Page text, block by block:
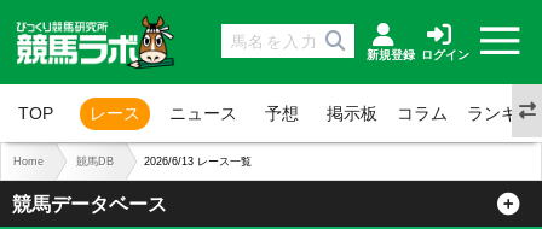
新規登録 ログイン
TOP レース ニュース 予想 掲示板 コラム ランキン
Home 競馬DB 2026/6/13 レース一覧
競馬データベース